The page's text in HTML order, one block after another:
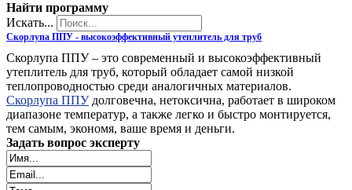
Найти программу
Искать...
Скорлупа ППУ - высокоэффективный утеплитель для труб
Скорлупа ППУ – это современный и высокоэффективный
утеплитель для труб, который обладает самой низкой
теплопроводностью среди аналогичных материалов.
Скорлупа ППУдолговечна, нетоксична, работает в широком
диапазоне температур, а также легко и быстро монтируется,
тем самым, экономя, ваше время и деньги.
Задать вопрос эксперту